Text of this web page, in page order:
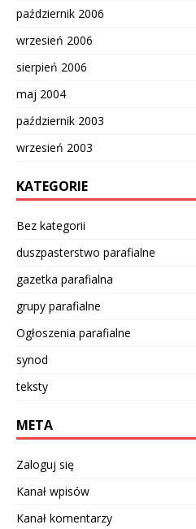
październik 2006
wrzesień 2006
sierpień 2006
maj 2004
październik 2003
wrzesień 2003
KATEGORIE
Bez kategorii
duszpasterstwo parafialne
gazetka parafialna
grupy parafialne
Ogłoszenia parafialne
synod
teksty
META
Zaloguj się
Kanał wpisów
Kanał komentarzy